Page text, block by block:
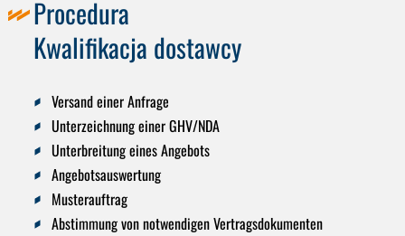
Procedura
Kwalifikacja dostawcy
Versand einer Anfrage
Unterzeichnung einer GHV/NDA
Unterbreitung eines Angebots
Angebotsauswertung
Musterauftrag
Abstimmung von notwendigen Vertragsdokumenten